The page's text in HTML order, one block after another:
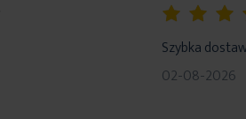
Szybka
02-08-2026